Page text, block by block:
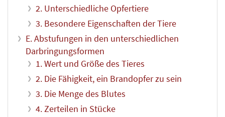
2. Unterschiedliche Opfertiere
3. Besondere Eigenschaften der Tiere
E. Abstufungen in den unterschiedlichen
Darbringungsformen
1. Wert und Größe des Tieres
2. Die Fähigkeit, ein Brandopfer zu sein
3. Die Menge des Blutes
4. Zerteilen in Stücke